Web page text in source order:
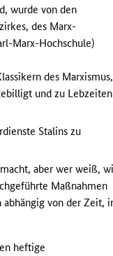
wurde von den
des Marx-
Marx-Hochschule)
des Marxismus,
und zu Lebzeiten
Stalins zu
aber wer weiß,
Maßnahmen
von der Zeit,
heftige